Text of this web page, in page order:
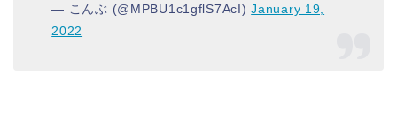
— こんぶ (@MPBU1c1gflS7AcI)January 19,
2022